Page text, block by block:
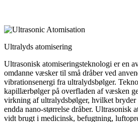
Ultralyds atomisering
Ultrasonisk atomiseringsteknologi er en
omdanne væsker til små dråber ved
vibrationsenergi fra ultralydsbølger.
kapillærbølger på overfladen af ​​væsken
virkning af ultralydsbølger, hvilket
endda nano-størrelse dråber. Ultrasonisk
vidt brugt i medicinsk, befugtning,